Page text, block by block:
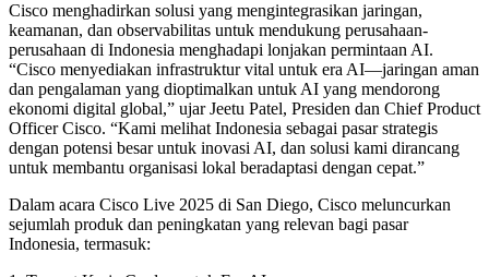
Cisco menghadirkan solusi yang mengintegrasikan jaringan,
keamanan, dan observabilitas untuk mendukung perusahaan-
perusahaan di Indonesia menghadapi lonjakan permintaan AI.
“Cisco menyediakan infrastruktur vital untuk era AI—jaringan aman
dan pengalaman yang dioptimalkan untuk AI yang mendorong
ekonomi digital global,” ujar Jeetu Patel, Presiden dan Chief Product
Officer Cisco. “Kami melihat Indonesia sebagai pasar strategis
dengan potensi besar untuk inovasi AI, dan solusi kami dirancang
untuk membantu organisasi lokal beradaptasi dengan cepat.”
Dalam acara Cisco Live 2025 di San Diego, Cisco meluncurkan
sejumlah produk dan peningkatan yang relevan bagi pasar
Indonesia, termasuk: